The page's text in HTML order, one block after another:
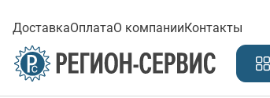
ДоставкаОплатаО компанииКонтакты